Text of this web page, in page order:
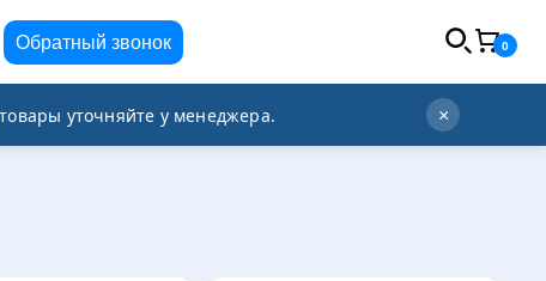
Обратный звонок 0
уточняйте у менеджера. ×
info@orgplex.com +7 (495) 021-63-96